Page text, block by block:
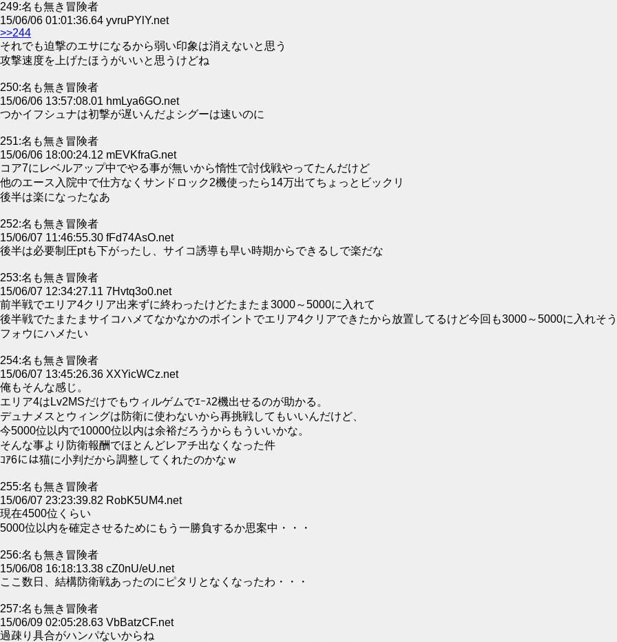
249:名も無き冒険者
15/06/06 01:01:36.64 yvruPYlY.net
>>244
それでも迫撃のエサになるから弱い印象は消えないと思う
攻撃速度を上げたほうがいいと思うけどね
250:名も無き冒険者
15/06/06 13:57:08.01 hmLya6GO.net
つかイフシュナは初撃が遅いんだよシグーは速いのに
251:名も無き冒険者
15/06/06 18:00:24.12 mEVKfraG.net
コア7にレベルアップ中でやる事が無いから惰性で討伐戦やってたんだけど
他のエース入院中で仕方なくサンドロック2機使ったら14万出てちょっとビックリ
後半は楽になったなあ
252:名も無き冒険者
15/06/07 11:46:55.30 fFd74AsO.net
後半は必要制圧ptも下がったし、サイコ誘導も早い時期からできるしで楽だな
253:名も無き冒険者
15/06/07 12:34:27.11 7Hvtq3o0.net
前半戦でエリア4クリア出来ずに終わったけどたまたま3000～5000に入れて
後半戦でたまたまサイコハメてなかなかのポイントでエリア4クリアできたから放置してるけど今回も3000～5000に入れそ
フォウにハメたい
254:名も無き冒険者
15/06/07 13:45:26.36 XXYicWCz.net
俺もそんな感じ。
エリア4はLv2MSだけでもウィルゲムでｴｰｽ2機出せるのが助かる。
デュナメスとウィングは防衛に使わないから再挑戦してもいいんだけど、
今5000位以内で10000位以内は余裕だろうからもういいかな。
そんな事より防衛報酬でほとんどレアチ出なくなった件
ｺｱ6には猫に小判だから調整してくれたのかなｗ
255:名も無き冒険者
15/06/07 23:23:39.82 RobK5UM4.net
現在4500位くらい
5000位以内を確定させるためにもう一勝負するか思案中・・・
256:名も無き冒険者
15/06/08 16:18:13.38 cZ0nU/eU.net
ここ数日、結構防衛戦あったのにピタリとなくなったわ・・・
257:名も無き冒険者
15/06/09 02:05:28.63 VbBatzCF.net
過疎り具合がハンパないからね